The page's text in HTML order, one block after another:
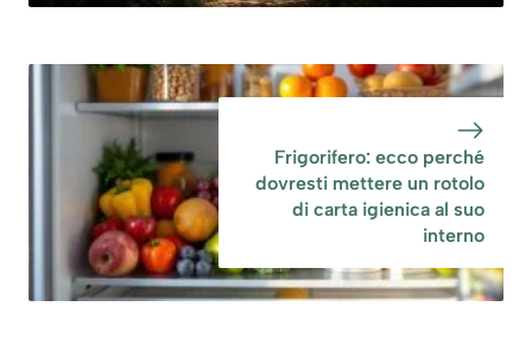
Frigorifero: ecco perché
dovresti mettere un rotolo
di carta igienica al suo
interno